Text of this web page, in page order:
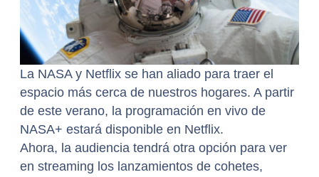
La NASA y Netflix se han aliado para traer el
espacio más cerca de nuestros hogares. A partir
de este verano, la programación en vivo de
NASA+ estará disponible en Netflix.
Ahora, la audiencia tendrá otra opción para ver
en streaming los lanzamientos de cohetes,